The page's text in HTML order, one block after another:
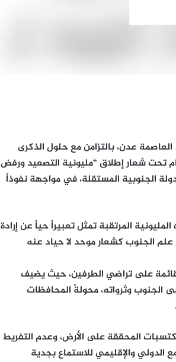
عدن، بالتزامن مع حلول الذكرى
1994م، وتأتي ذكرى هذا العام تحت شعار إطلاق “مليونية التصعيد ورفض
الجنوبية المستقلة، في مواجهة نفوذاً
المرتقبة تمثل تعبيراً حياً عن إرادة
الجنوب كشعار موحد لا حياد عنه
السلمية القائمة على تراضي الطرفين، حيث يضيف
الجنوب وثرواته، محولةً المحافظات
المحققة على الأرض، وعدم التفريط
الدولي والإقليمي للاستماع بجدية